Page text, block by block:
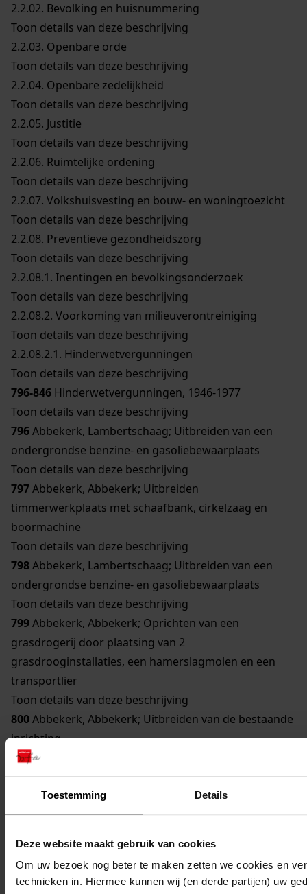
Toestemming Details
Deze website maakt gebruik van cookies
Om uw bezoek nog beter te maken zetten we cookies en
technieken in. Hiermee kunnen wij (en derde partijen) uw
2.2.02. Bevolking en huisnummering
Toon details van deze beschrijving
2.2.03. Openbare orde
Toon details van deze beschrijving
2.2.04. Openbare zedelijkheid
Toon details van deze beschrijving
2.2.05. Justitie
Toon details van deze beschrijving
2.2.06. Ruimtelijke ordening
Toon details van deze beschrijving
2.2.07. Volkshuisvesting en bouw- en woningtoezicht
Toon details van deze beschrijving
2.2.08. Preventieve gezondheidszorg
Toon details van deze beschrijving
2.2.08.1. Inentingen en bevolkingsonderzoek
Toon details van deze beschrijving
2.2.08.2. Voorkoming van milieuverontreiniging
Toon details van deze beschrijving
2.2.08.2.1. Hinderwetvergunningen
Toon details van deze beschrijving
796-846 Hinderwetvergunningen, 1946-1977
Toon details van deze beschrijving
796Abbekerk, Lambertschaag; Uitbreiden van een
ondergrondse benzine- en gasoliebewaarplaats
Toon details van deze beschrijving
797Abbekerk, Abbekerk; Uitbreiden
timmerwerkplaats met schaafbank, cirkelzaag en
boormachine
Toon details van deze beschrijving
798Abbekerk, Lambertschaag; Uitbreiden van een
ondergrondse benzine- en gasoliebewaarplaats
Toon details van deze beschrijving
799Abbekerk, Abbekerk; Oprichten van een
grasdrogerij door plaatsing van 2
grasdrooginstallaties, een hamerslagmolen en een
transportlier
Toon details van deze beschrijving
800Abbekerk, Abbekerk; Uitbreiden van de bestaande
inrichting
Toon details van deze beschrijving
801Abbekerk, Abbekerk; Uitbreiden en veranderen
van de inrichting van een grasdrogerij door plaatsing
van een hakselmachine
Abbekerk, Lambertschaag; Uitbreiden van een
ondergrondse gasoliebewaarplaats